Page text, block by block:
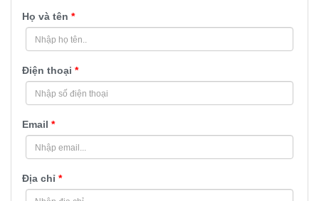
Họ và tên *
Điện thoại *
Email *
Địa chỉ *